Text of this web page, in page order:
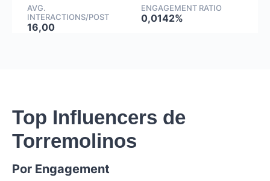
AVG.
INTERACTIONS/POST
16,00
ENGAGEMENT RATIO
0,0142%
Top Influencers de
Torremolinos
Por Engagement